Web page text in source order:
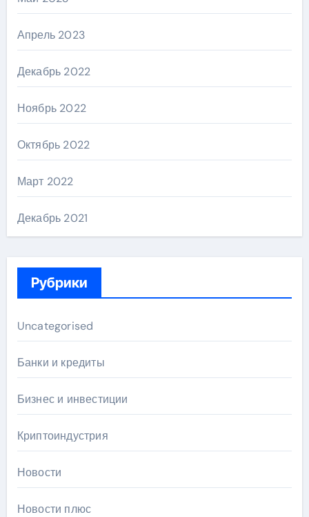
Апрель 2023
Декабрь 2022
Ноябрь 2022
Октябрь 2022
Март 2022
Декабрь 2021
Рубрики
Uncategorised
Банки и кредиты
Бизнес и инвестиции
Криптоиндустрия
Новости
Новости плюс